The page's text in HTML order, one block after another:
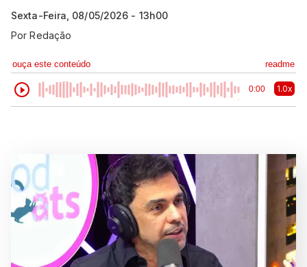
Sexta-Feira, 08/05/2026 - 13h00
PorRedação
ouça este conteúdo readme
0:00 1.0x